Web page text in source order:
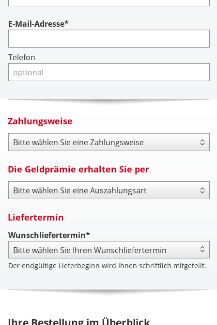
Account
E-Mail-Adresse*
Telefon
Zahlungsweise
Zahlungsweise
Die Geldprämie erhalten Sie per
Payout Type
Liefertermin
Wunschliefertermin*
Der endgültige Lieferbeginn wird Ihnen schriftlich mitgeteilt.